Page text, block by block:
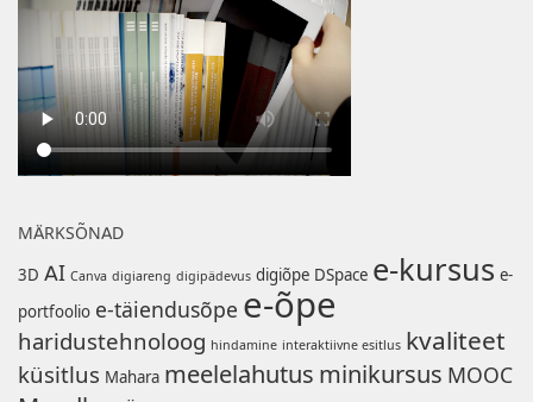
MÄRKSÕNAD
3D AI Canva digiareng digipädevus digiõpe DSpace e-kursus e-
portfoolio e-täiendusõpe e-õpe
haridustehnoloog hindamine interaktiivne esitlus kvaliteet
küsitlus Mahara meelelahutus minikursus MOOC